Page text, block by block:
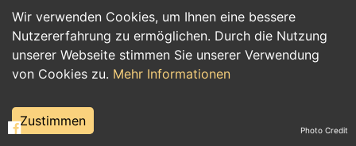
Wir verwenden Cookies, um Ihnen eine bessere
Nutzererfahrung zu ermöglichen. Durch die Nutzung
unserer Webseite stimmen Sie unserer Verwendung
von Cookies zu. Mehr Informationen
Zustimmen
Hilfskräfte, Aushilfs- und Nebenjobs
Einkauf, Logistik, Materialwirtschaft
Weiterbildung, Studium, duale Ausbildung
Tourismus
Photo Credit